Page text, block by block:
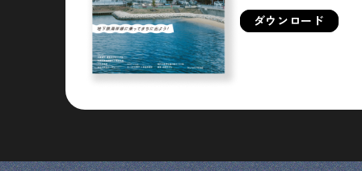
ダウンロード